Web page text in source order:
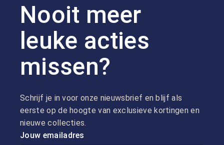
Nooit meer
leuke acties
missen?
Schrijf je in voor onze nieuwsbrief en blijf als
eerste op de hoogte van exclusieve kortingen en
nieuwe collecties.
Jouw emailadres